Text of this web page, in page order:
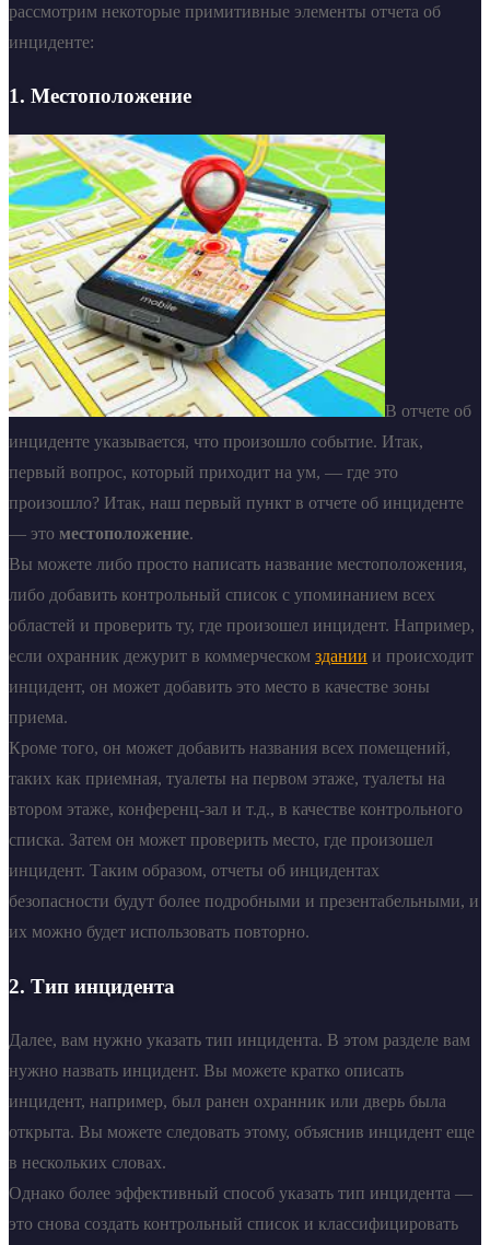
рассмотрим некоторые примитивные элементы отчета об
инциденте:
1. Местоположение
В отчете об
инциденте указывается, что произошло событие. Итак,
первый вопрос, который приходит на ум, — где это
произошло? Итак, наш первый пункт в отчете об инциденте
— это местоположение.
Вы можете либо просто написать название местоположения,
либо добавить контрольный список с упоминанием всех
областей и проверить ту, где произошел инцидент. Например,
если охранник дежурит в коммерческом здании и происходит
инцидент, он может добавить это место в качестве зоны
приема.
Кроме того, он может добавить названия всех помещений,
таких как приемная, туалеты на первом этаже, туалеты на
втором этаже, конференц-зал и т.д., в качестве контрольного
списка. Затем он может проверить место, где произошел
инцидент. Таким образом, отчеты об инцидентах
безопасности будут более подробными и презентабельными, и
их можно будет использовать повторно.
2. Тип инцидента
Далее, вам нужно указать тип инцидента. В этом разделе вам
нужно назвать инцидент. Вы можете кратко описать
инцидент, например, был ранен охранник или дверь была
открыта. Вы можете следовать этому, объяснив инцидент еще
в нескольких словах.
Однако более эффективный способ указать тип инцидента —
это снова создать контрольный список и классифицировать